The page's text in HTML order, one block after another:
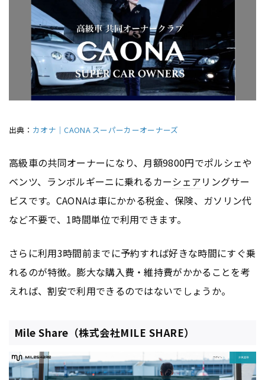
出典： カオナ｜CAONA スーパーカーオーナーズ
高級車の共同オーナーになり、月額9800円でポルシェや
ベンツ、ランボルギーニに乗れるカーシェアリングサー
ビスです。CAONAは車にかかる税金、保険、ガソリン代
など不要で、1時間単位で利用できます。
さらに利用3時間前までに予約すれば好きな時間にすぐ乗
れるのが特徴。膨大な購入費・維持費がかかることを考
えれば、割安で利用できるのではないでしょうか。
Mile Share（株式会社MILE SHARE）